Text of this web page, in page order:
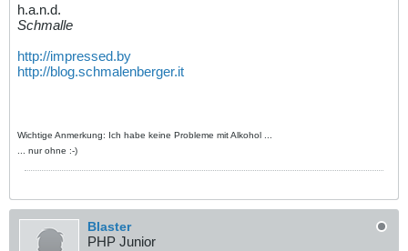
h.a.n.d.
Schmalle
http://impressed.by
http://blog.schmalenberger.it
Wichtige Anmerkung: Ich habe keine Probleme mit Alkohol ...
... nur ohne :-)
Blaster
PHP Junior